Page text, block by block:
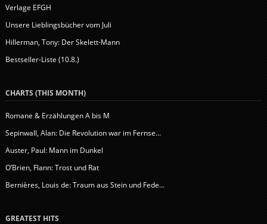
Verlage EFGH
Unsere Lieblingsbücher vom Juli
Hillerman, Tony: Der Skelett-Mann
Bestseller-Liste (10.8.)
CHARTS (THIS MONTH)
Romane & Erzählungen A bis M
Sepinwall, Alan: Die Revolution war im Fernse...
Auster, Paul: Mann im Dunkel
O’Brien, Flann: Trost und Rat
Bernières, Louis de: Traum aus Stein und Fede...
GREATEST HITS